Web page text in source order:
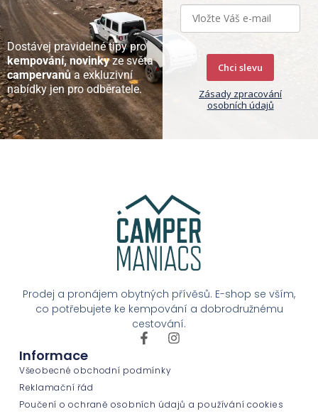
Dostávej pravidelné tipy pro
kempování, novinkyze světa
campervanůa exkluzivní
nabídky jen pro odběratele.
Chci slevu
Zásady zpracování
osobních údajů
Prodej a pronájem obytných přívěsů. E-shop se vším,
co potřebujete ke kempování a dobrodružnému
cestování.
Informace
Všeobecné obchodní podmínky
Reklamační řád
Poučení o ochraně osobních údajů a používání cookies